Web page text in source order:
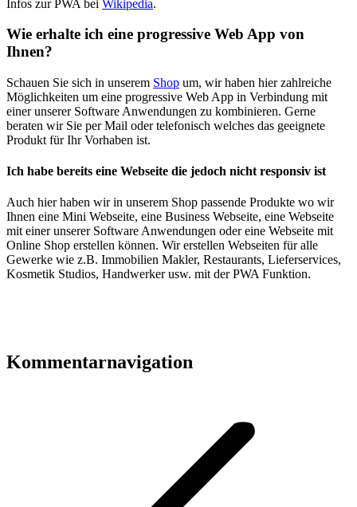
Infos zur PWA bei Wikipedia.
Wie erhalte ich eine progressive Web App von
Ihnen?
Schauen Sie sich in unserem Shop um, wir haben hier zahlreiche
Möglichkeiten um eine progressive Web App in Verbindung mit
einer unserer Software Anwendungen zu kombinieren. Gerne
beraten wir Sie per Mail oder telefonisch welches das geeignete
Produkt für Ihr Vorhaben ist.
Ich habe bereits eine Webseite die jedoch nicht responsiv ist
Auch hier haben wir in unserem Shop passende Produkte wo wir
Ihnen eine Mini Webseite, eine Business Webseite, eine Webseite
mit einer unserer Software Anwendungen oder eine Webseite mit
Online Shop erstellen können. Wir erstellen Webseiten für alle
Gewerke wie z.B. Immobilien Makler, Restaurants, Lieferservices,
Kosmetik Studios, Handwerker usw. mit der PWA Funktion.
Kommentarnavigation